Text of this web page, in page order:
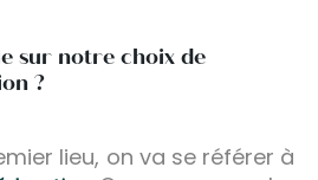
sur notre choix de
?
lieu, on va se référer à